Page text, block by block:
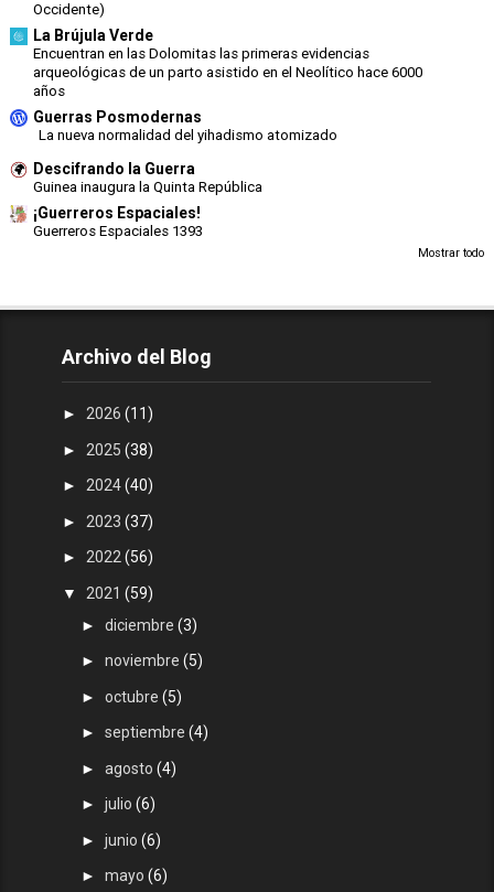
Occidente)
La Brújula Verde
Encuentran en las Dolomitas las primeras evidencias
arqueológicas de un parto asistido en el Neolítico hace 6000
años
Guerras Posmodernas
La nueva normalidad del yihadismo atomizado
Descifrando la Guerra
Guinea inaugura la Quinta República
¡Guerreros Espaciales!
Guerreros Espaciales 1393
Mostrar todo
Archivo del Blog
► 2026(11)
► 2025(38)
► 2024(40)
► 2023(37)
► 2022(56)
▼ 2021(59)
►diciembre(3)
►noviembre(5)
►octubre(5)
►septiembre(4)
►agosto(4)
►julio(6)
►junio(6)
►mayo(6)